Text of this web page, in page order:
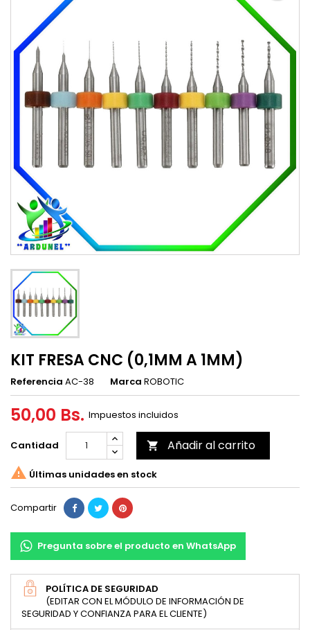
KIT FRESA CNC (0,1MM A 1MM)
Referencia AC-38 Marca ROBOTIC
50,00 Bs. Impuestos incluidos
Cantidad  Añadir al carrito
 Últimas unidades en stock
Compartir
Pregunta sobre el producto en WhatsApp
POLÍTICA DE SEGURIDAD
(EDITAR CON EL MÓDULO DE INFORMACIÓN DE
SEGURIDAD Y CONFIANZA PARA EL CLIENTE)